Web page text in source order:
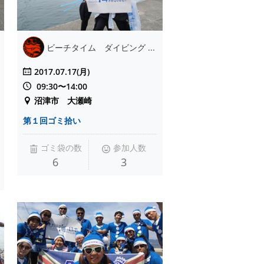
ビーチタイム ダイビング ...
2017.07.17(月)
09:30〜14:00
沼津市 大瀬崎
第１回ゴミ拾い
ゴミ袋の数
6
参加人数
3